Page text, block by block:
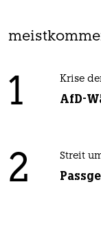
1 Krise
AfD-
2 Streit